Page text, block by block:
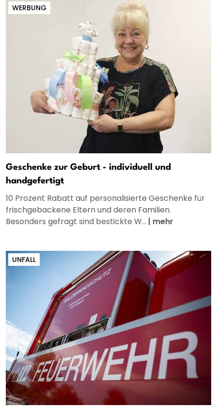
WERBUNG
Geschenke zur Geburt - individuell und
handgefertigt
10 Prozent Rabatt auf personalisierte Geschenke für
frischgebackene Eltern und deren Familien.
Besonders gefragt sind bestickte W... | mehr
UNFALL